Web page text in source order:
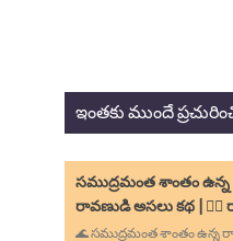
ఇంతకు ముందే
సముద్రమంత శాంతం
రావణుడి అసలు కథ | ✍🏻
🌊 సముద్రమంత శాంతం ఉన్న